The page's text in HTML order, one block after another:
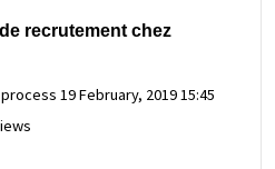
recrutement chez
19 February, 2019 15:45